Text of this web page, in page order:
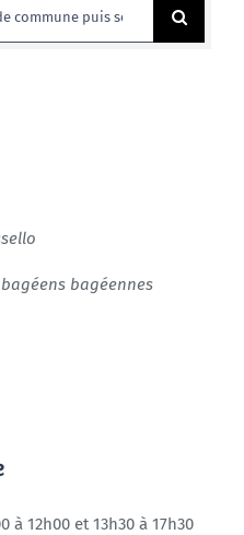
bagéens bagéennes
12h00 et 13h30 à 17h30